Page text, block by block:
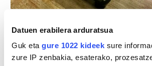
Datuen erabilera arduratsua
Guk eta gure 1022 kideek sure
zure IP zenbakia, esaterako,